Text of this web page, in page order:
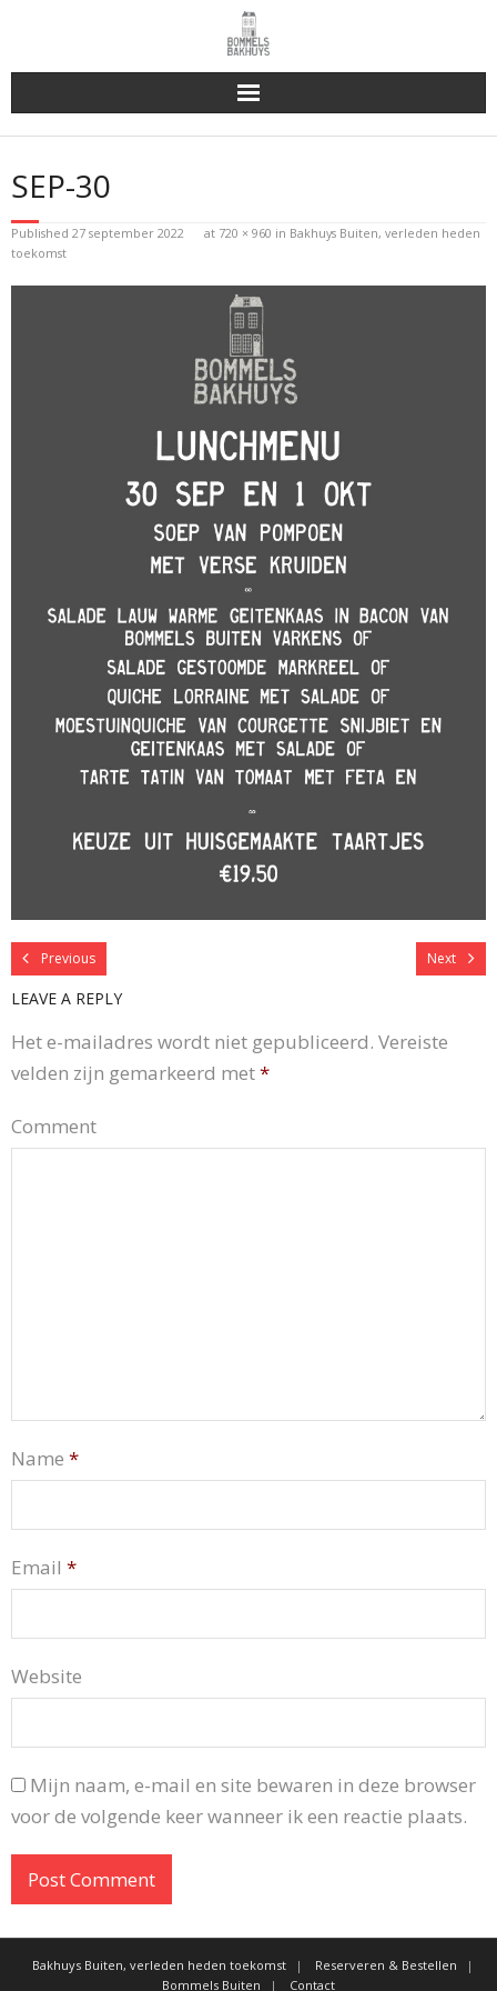
Bakhuys Buiten, verleden heden toekomst
Reserveren & Bestellen
Bommels Buiten
SEP-30
Published 27 september 2022 at 720 × 960 in Bakhuys Buiten, verleden heden
toekomst
Previous Next
LEAVE A REPLY
Het e-mailadres wordt niet gepubliceerd. Vereiste
velden zijn gemarkeerd met*
Comment
Name *
Email *
Website
Mijn naam, e-mail en site bewaren in deze browser
voor de volgende keer wanneer ik een reactie plaats.
Bakhuys Buiten, verleden heden toekomst
Reserveren & Bestellen
Bommels Buiten
Contact